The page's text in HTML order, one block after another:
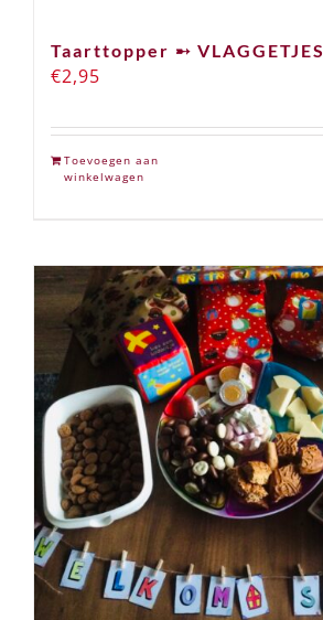
Taarttopper ➸ VLAGGETJES
€2,95
Toevoegen aan
winkelwagen